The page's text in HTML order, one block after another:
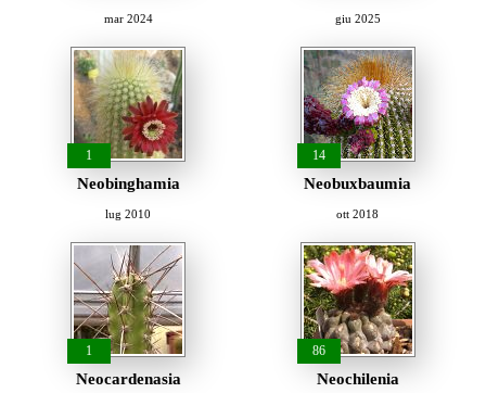
mar 2024 giu 2025
1
Neobinghamia
lug 2010
14
Neobuxbaumia
ott 2018
1
Neocardenasia
86
Neochilenia